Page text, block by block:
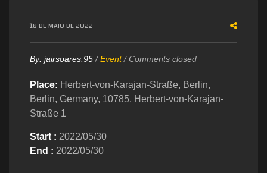
18 DE MAIO DE 2022
By: jairsoares.95 /Event/Comments closed
Place: Herbert-von-Karajan-Straße, Berlin,
Berlin, Germany, 10785, Herbert-von-Karajan-
Straße 1
Start : 2022/05/30
End : 2022/05/30